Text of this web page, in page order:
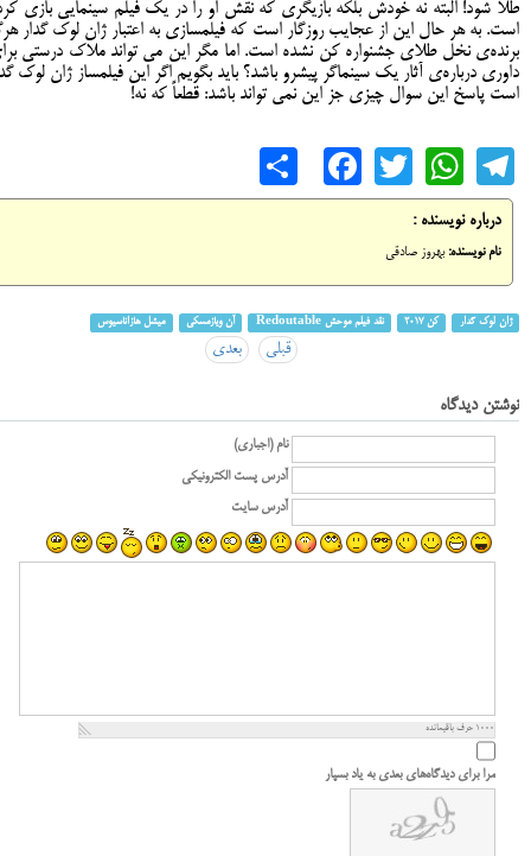
طلا شود! البته نه خودش بلکه بازیگری که نقش او را در یک فیلم سینمایی بازی
است. به هر حال این از عجایب روزگار است که فیلمسازی به اعتبار ژان لوک گدار
برنده‌ی نخل طلای جشنواره کن نشده است. اما مگر این می تواند ملاک درستی
داوری درباره‌ی آثار یک سینماگر پیشرو باشد؟ باید بگویم اگر این فیلمساز ژان لوک
است پاسخ این سوال چیزی جز این نمی تواند باشد: قطعاً که نه!
Telegram
WhatsApp
Twitter
Facebook
درباره نویسنده :
نام نویسنده: بهروز صادقی
ژان لوک گدار کن 2017 نقد فیلم موحش Redoutable آن ویازمسکی میشل هازاناسیوس
قبلی بعدی
نوشتن دیدگاه
نام (اجباری)
آدرس پست الکترونیکی
آدرس سایت
1000 حرف باقیمانده
مرا برای دیدگاه‌های بعدی به یاد بسپار